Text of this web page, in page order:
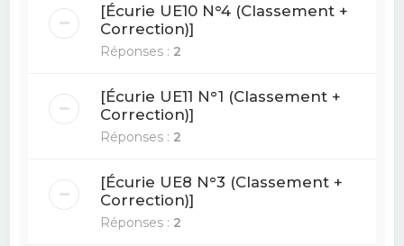
[Écurie UE10 N°4 (Classement +
Correction)]
Réponses : 2
[Écurie UE11 N°1 (Classement +
Correction)]
Réponses : 2
[Écurie UE8 N°3 (Classement +
Correction)]
Réponses : 2